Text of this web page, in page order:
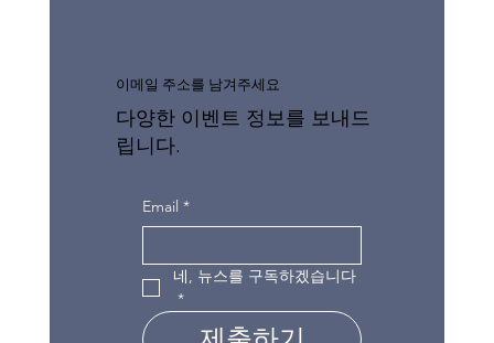
이메일 주소를 남겨주세요
다양한 이벤트 정보를 보내드
립니다.
Email *
네, 뉴스를 구독하겠습니다
*